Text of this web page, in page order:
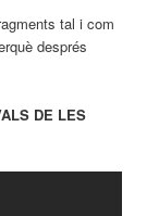
tal i com
després
DE LES